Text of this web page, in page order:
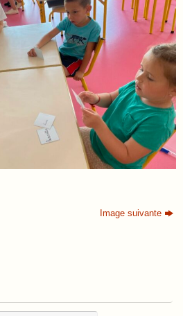
Image suivante